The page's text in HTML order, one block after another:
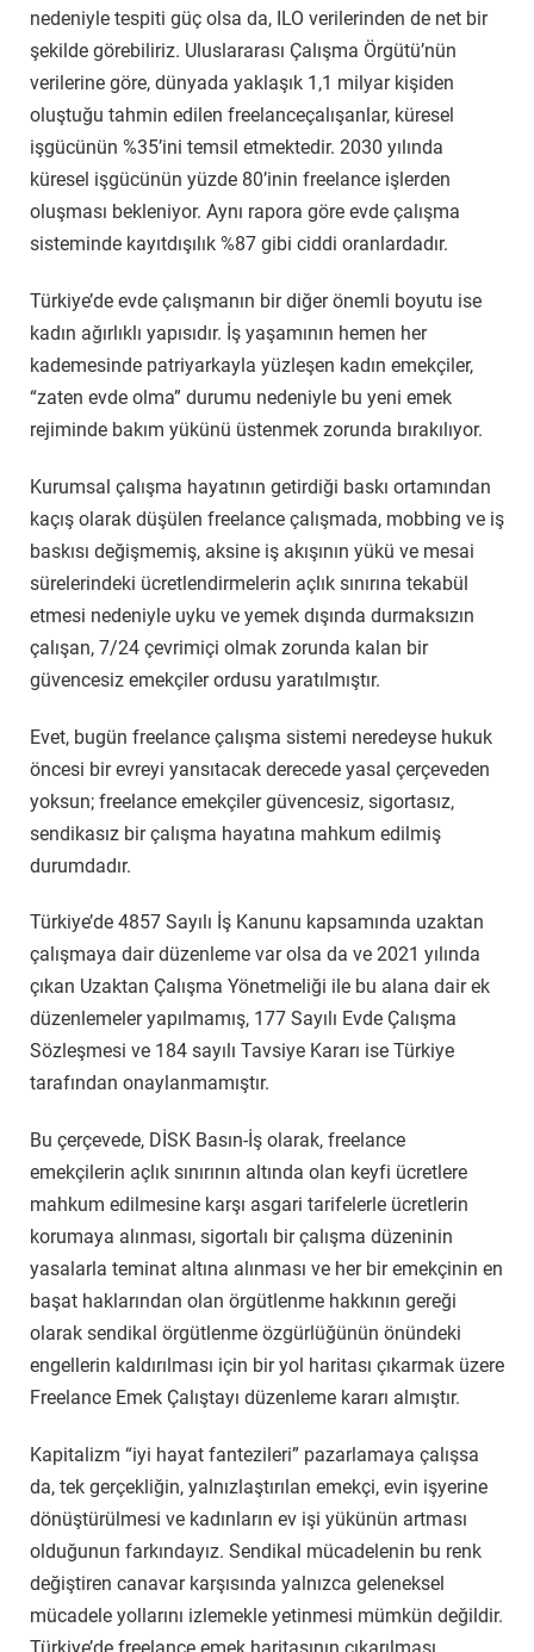
nedeniyle tespiti güç olsa da, ILO verilerinden de net bir
şekilde görebiliriz. Uluslararası Çalışma Örgütü’nün
verilerine göre, dünyada yaklaşık 1,1 milyar kişiden
oluştuğu tahmin edilen freelanceçalışanlar, küresel
işgücünün %35’ini temsil etmektedir. 2030 yılında
küresel işgücünün yüzde 80’inin freelance işlerden
oluşması bekleniyor. Aynı rapora göre evde çalışma
sisteminde kayıtdışılık %87 gibi ciddi oranlardadır.
Türkiye’de evde çalışmanın bir diğer önemli boyutu ise
kadın ağırlıklı yapısıdır. İş yaşamının hemen her
kademesinde patriyarkayla yüzleşen kadın emekçiler,
“zaten evde olma” durumu nedeniyle bu yeni emek
rejiminde bakım yükünü üstenmek zorunda bırakılıyor.
Kurumsal çalışma hayatının getirdiği baskı ortamından
kaçış olarak düşülen freelance çalışmada, mobbing ve iş
baskısı değişmemiş, aksine iş akışının yükü ve mesai
sürelerindeki ücretlendirmelerin açlık sınırına tekabül
etmesi nedeniyle uyku ve yemek dışında durmaksızın
çalışan, 7/24 çevrimiçi olmak zorunda kalan bir
güvencesiz emekçiler ordusu yaratılmıştır.
Evet, bugün freelance çalışma sistemi neredeyse hukuk
öncesi bir evreyi yansıtacak derecede yasal çerçeveden
yoksun; freelance emekçiler güvencesiz, sigortasız,
sendikasız bir çalışma hayatına mahkum edilmiş
durumdadır.
Türkiye’de 4857 Sayılı İş Kanunu kapsamında uzaktan
çalışmaya dair düzenleme var olsa da ve 2021 yılında
çıkan Uzaktan Çalışma Yönetmeliği ile bu alana dair ek
düzenlemeler yapılmamış, 177 Sayılı Evde Çalışma
Sözleşmesi ve 184 sayılı Tavsiye Kararı ise Türkiye
tarafından onaylanmamıştır.
Bu çerçevede, DİSK Basın-İş olarak, freelance
emekçilerin açlık sınırının altında olan keyfi ücretlere
mahkum edilmesine karşı asgari tarifelerle ücretlerin
korumaya alınması, sigortalı bir çalışma düzeninin
yasalarla teminat altına alınması ve her bir emekçinin en
başat haklarından olan örgütlenme hakkının gereği
olarak sendikal örgütlenme özgürlüğünün önündeki
engellerin kaldırılması için bir yol haritası çıkarmak üzere
Freelance Emek Çalıştayı düzenleme kararı almıştır.
Kapitalizm “iyi hayat fantezileri” pazarlamaya çalışsa
da, tek gerçekliğin, yalnızlaştırılan emekçi, evin işyerine
dönüştürülmesi ve kadınların ev işi yükünün artması
olduğunun farkındayız. Sendikal mücadelenin bu renk
değiştiren canavar karşısında yalnızca geleneksel
mücadele yollarını izlemekle yetinmesi mümkün değildir.
Türkiye’de freelance emek haritasının çıkarılması,